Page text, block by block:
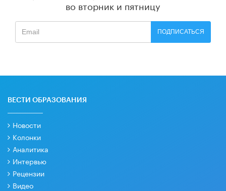
во вторник и пятницу
ПОДПИСАТЬСЯ
ВЕСТИ ОБРАЗОВАНИЯ
Новости
Колонки
Аналитика
Интервью
Рецензии
Видео